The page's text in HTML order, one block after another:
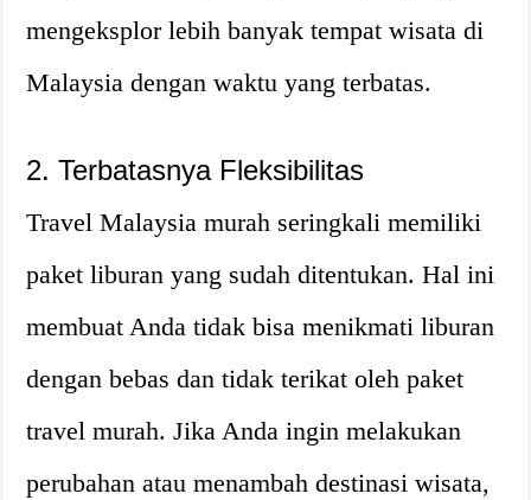
mengeksplor lebih banyak tempat wisata di
Malaysia dengan waktu yang terbatas.
2. Terbatasnya Fleksibilitas
Travel Malaysia murah seringkali memiliki
paket liburan yang sudah ditentukan. Hal ini
membuat Anda tidak bisa menikmati liburan
dengan bebas dan tidak terikat oleh paket
travel murah. Jika Anda ingin melakukan
perubahan atau menambah destinasi wisata,